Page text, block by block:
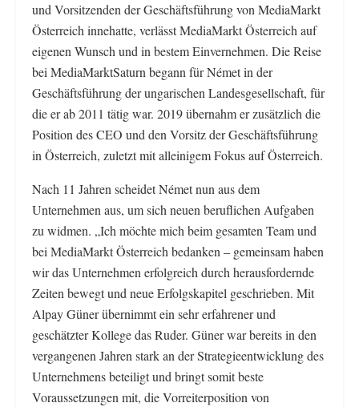
und Vorsitzenden der Geschäftsführung von MediaMarkt
Österreich innehatte, verlässt MediaMarkt Österreich auf
eigenen Wunsch und in bestem Einvernehmen. Die Reise
bei MediaMarktSaturn begann für Német in der
Geschäftsführung der ungarischen Landesgesellschaft, für
die er ab 2011 tätig war. 2019 übernahm er zusätzlich die
Position des CEO und den Vorsitz der Geschäftsführung
in Österreich, zuletzt mit alleinigem Fokus auf Österreich.
Nach 11 Jahren scheidet Német nun aus dem
Unternehmen aus, um sich neuen beruflichen Aufgaben
zu widmen. „Ich möchte mich beim gesamten Team und
bei MediaMarkt Österreich bedanken – gemeinsam haben
wir das Unternehmen erfolgreich durch herausfordernde
Zeiten bewegt und neue Erfolgskapitel geschrieben. Mit
Alpay Güner übernimmt ein sehr erfahrener und
geschätzter Kollege das Ruder. Güner war bereits in den
vergangenen Jahren stark an der Strategieentwicklung des
Unternehmens beteiligt und bringt somit beste
Voraussetzungen mit, die Vorreiterposition von